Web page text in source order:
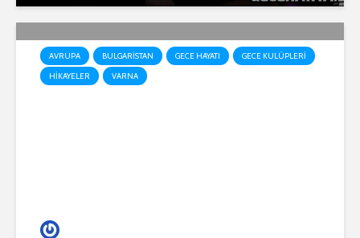
AVRUPA BULGARISTAN GECE HAYATI
GECE KULÜPLERI
HIKAYELER
VARNA